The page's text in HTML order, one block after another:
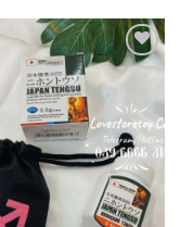
Add to
wishlist